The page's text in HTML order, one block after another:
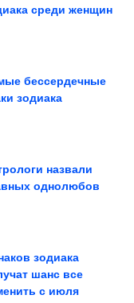
среди женщин
бессердечные
зодиака
назвали
однолюбов
зодиака
шанс все
с июля